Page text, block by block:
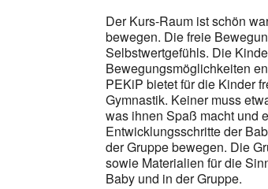
Der Kurs-Raum ist schön
bewegen. Die freie
Selbstwertgefühls. Die
Bewegungsmöglichkeiten
PEKiP bietet für die Kinder
Gymnastik. Keiner muss
was ihnen Spaß macht und
Entwicklungsschritte der
der Gruppe bewegen. Die
sowie Materialien für die
Baby und in der Gruppe.